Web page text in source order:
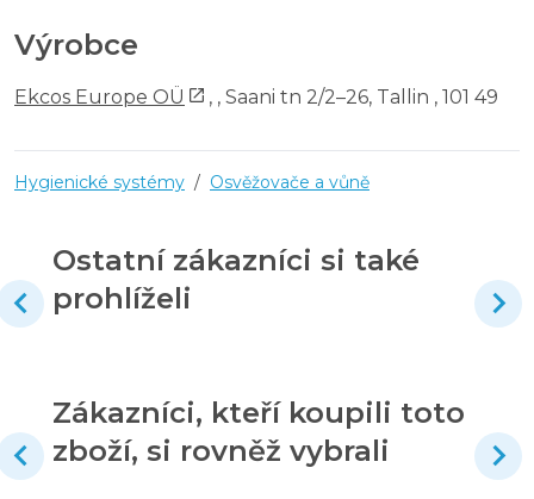
Výrobce
Ekcos Europe OÜ , , Saani tn 2/2–26, Tallin , 101 49
Hygienické systémy / Osvěžovače a vůně
Ostatní zákazníci si také
prohlíželi
Zákazníci, kteří koupili toto
zboží, si rovněž vybrali